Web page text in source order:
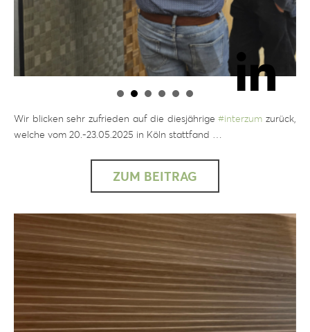
Wir blicken sehr zufrieden auf die diesjährige#interzum zurück,
welche vom 20.-23.05.2025 in Köln stattfand …
ZUM BEITRAG